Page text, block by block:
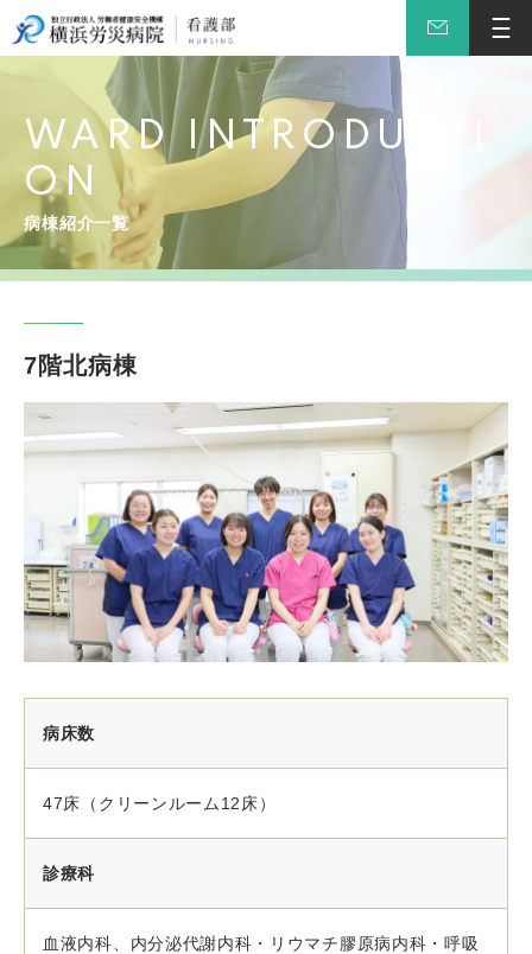
WARD INTRODUCTI
ON
病棟紹介一覧
7階北病棟
病床数
47床（クリーンルーム12床）
診療科
血液内科、内分泌代謝内科・リウマチ膠原病内科・呼吸